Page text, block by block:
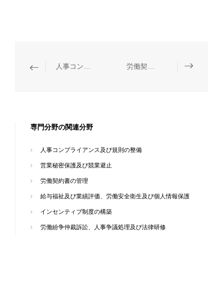
人事コンプライアンス及び規則の整備 労働契約書の管理
専門分野の関連分野
人事コンプライアンス及び規則の整備
営業秘密保護及び競業避止
労働契約書の管理
給与福祉及び業績評価、労働安全衛生及び個人情報保護
インセンティブ制度の構築
労働紛争仲裁訴訟、人事争議処理及び法律研修